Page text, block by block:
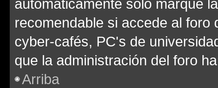
automáticamente solo marque
recomendable si accede al foro
cyber-cafés, PC's de
que la administración del foro
Arriba